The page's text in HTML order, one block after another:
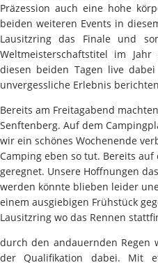
Präzession auch eine hohe
beiden weiteren Events in
Lausitzring das Finale und
Weltmeisterschaftstitel im
diesen beiden Tagen live
unvergessliche Erlebnis
Bereits am Freitagabend
Senftenberg. Auf dem
wir ein schönes Wochenende
Camping eben so tut. Bereits
geregnet. Unsere Hoffnungen
werden könnte blieben leider
einem ausgiebigen Frühstück
Lausitzring wo das Rennen
durch den andauernden Regen
der Qualifikation dabei. Mit